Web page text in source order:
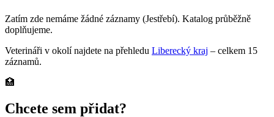
Zatím zde nemáme žádné záznamy (Jestřebí). Katalog průběžně
doplňujeme.
Veterináři v okolí najdete na přehledu Liberecký kraj – celkem 15
záznamů.
🏥
Chcete sem přidat?